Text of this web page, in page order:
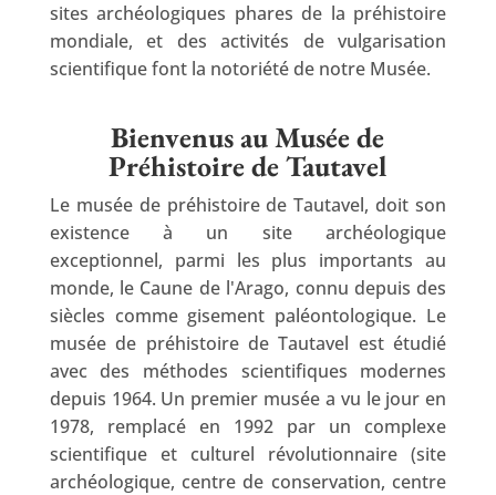
sites archéologiques phares de la préhistoire
mondiale, et des activités de vulgarisation
scientifique font la notoriété de notre Musée.
Bienvenus au Musée de
Préhistoire de Tautavel
Le musée de préhistoire de Tautavel, doit son
existence à un site archéologique
exceptionnel, parmi les plus importants au
monde, le Caune de l'Arago, connu depuis des
siècles comme gisement paléontologique. Le
musée de préhistoire de Tautavel est étudié
avec des méthodes scientifiques modernes
depuis 1964. Un premier musée a vu le jour en
1978, remplacé en 1992 par un complexe
scientifique et culturel révolutionnaire (site
archéologique, centre de conservation, centre